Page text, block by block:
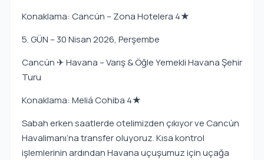
Konaklama: Cancún – Zona Hotelera 4★
5. GÜN – 30 Nisan 2026, Perşembe
Cancún ✈ Havana – Varış & Öğle Yemekli Havana Şehir
Turu
Konaklama: Meliá Cohiba 4★
Sabah erken saatlerde otelimizden çıkıyor ve Cancún
Havalimanı’na transfer oluyoruz. Kısa kontrol
işlemlerinin ardından Havana uçuşumuz için uçağa